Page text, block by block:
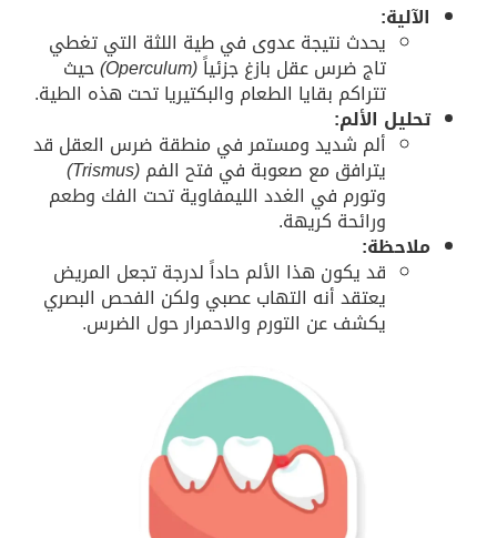
الآلية:
يحدث نتيجة عدوى في طية اللثة التي تغطي
تاج ضرس عقل بازغ جزئياً(Operculum) حيث
تتراكم بقايا الطعام والبكتيريا تحت هذه الطية.
تحليل الألم:
ألم شديد ومستمر في منطقة ضرس العقل قد
يترافق مع صعوبة في فتح الفم (Trismus)
وتورم في الغدد الليمفاوية تحت الفك وطعم
ورائحة كريهة.
ملاحظة:
قد يكون هذا الألم حاداً لدرجة تجعل المريض
يعتقد أنه التهاب عصبي ولكن الفحص البصري
يكشف عن التورم والاحمرار حول الضرس.